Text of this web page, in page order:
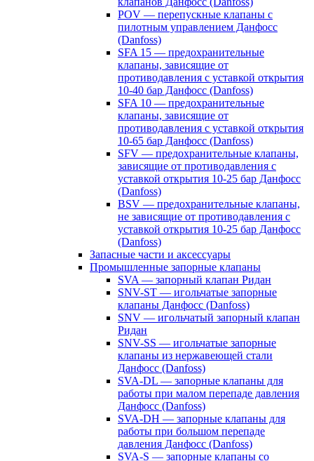
POV — перепускные клапаны с
пилотным управлением Данфосс
(Danfoss)
SFA 15 — предохранительные
клапаны, зависящие от
противодавления с уставкой открытия
10-40 бар Данфосс (Danfoss)
SFA 10 — предохранительные
клапаны, зависящие от
противодавления с уставкой открытия
10-65 бар Данфосс (Danfoss)
SFV — предохранительные клапаны,
зависящие от противодавления с
уставкой открытия 10-25 бар Данфосс
(Danfoss)
BSV — предохранительные клапаны,
не зависящие от противодавления с
уставкой открытия 10-25 бар Данфосс
(Danfoss)
Запасные части и аксессуары
Промышленные запорные клапаны
SVA — запорный клапан Ридан
SNV-ST — игольчатые запорные
клапаны Данфосс (Danfoss)
SNV — игольчатый запорный клапан
Ридан
SNV-SS — игольчатые запорные
клапаны из нержавеющей стали
Данфосс (Danfoss)
SVA-DL — запорные клапаны для
работы при малом перепаде давления
Данфосс (Danfoss)
SVA-DH — запорные клапаны для
работы при большом перепаде
давления Данфосс (Danfoss)
SVA-S — запорные клапаны со